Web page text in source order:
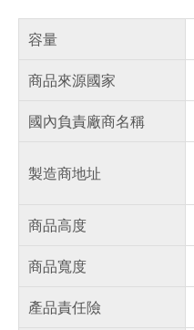
容量
商品來源國家
國內負責廠商名稱
製造商地址
商品高度
商品寬度
產品責任險